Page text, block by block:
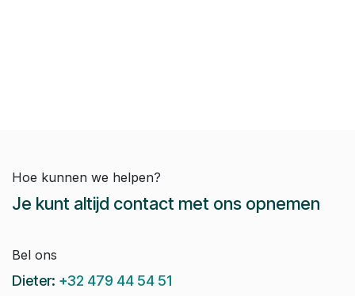
Hoe kunnen we helpen?
Je kunt altijd contact met ons opnemen
Bel ons
Dieter: +32 479 44 54 51